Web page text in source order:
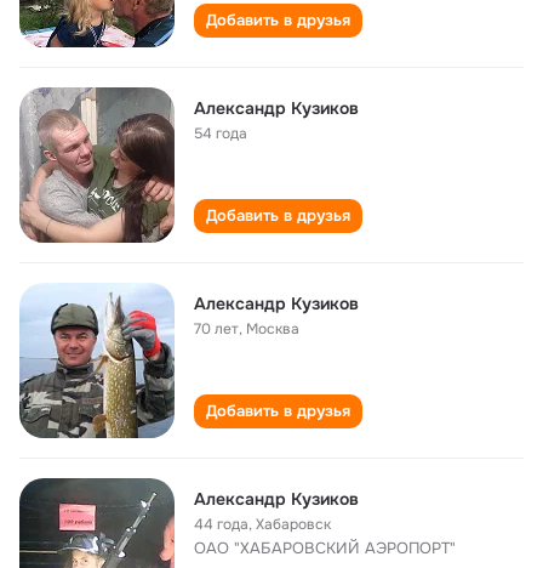
Добавить в друзья
Александр Кузиков
54 года
Добавить в друзья
Александр Кузиков
70 лет, Москва
Добавить в друзья
Александр Кузиков
44 года,Хабаровск
ОАО "ХАБАРОВСКИЙ АЭРОПОРТ"